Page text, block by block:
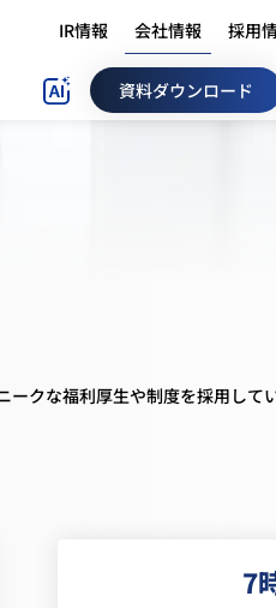
IR情報 会社情報 採用
資料ダウンロード
クな福利厚生や制度を採用してい
7